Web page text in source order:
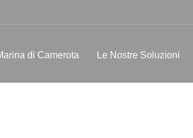
di Camerota Le Nostre Soluzioni